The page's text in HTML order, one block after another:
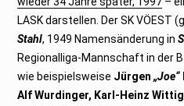
LASK darstellen. Der SK VÖEST
Stahl, 1949 Namensänderung in
Regionalliga-Mannschaft in der
wie beispielsweise Jürgen„Joe“
Alf Wurdinger, Karl-Heinz Wittig